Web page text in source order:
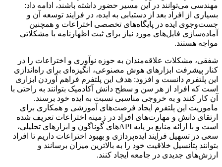
مهندسی می‌توانند در این مسیر حضور داشته باشند، ادامه داد:
بسیاری از افراد بعد از دستیابی به ایده، در فرایند توسعه آن و
جست‌وجوی ایده در پایگاه‌های تخصصی اختراعات و همچنین
آماده‌سازی فایل‌های مورد نیاز برای ثبت اظهارنامه با مشکلاتی
مواجه هستند.
شفقی، مشکلات علاقه‌مندان به حوزه نوآوری و اختراعات را در
کنار پیشرفت ابزارهای هوش مصنوعی، انگیزه‌ای برای راه‌اندازی
این پلتفرم دانست و افزود: هدف این پلتفرم فراهم آوردن ابزاری
است که افراد از هر سن و سطح دانش آکادمیک بتوانند به راحتی با
آن کار کنند و به خروجی مناسبی نسبت به ایده خود برسند.
ماموریت این پلتفرم ایجاد فرصت‌های آموزشی و همکاری برای
ارتقای دانش و مهارت‌های افراد در زمینه اختراعات تعریف شده
است و با ارائه منابع بر پایه APIهای گوناگون و ابزارهای تحلیلی،
سعی در تسهیل فرایند ایده‌پردازی و بهبود اختراعات داریم تا افراد
بتوانند پتانسیل خلاقیت خود را به بالاترین میزان برسانند و
ارزش‌های جدیدی در جامعه ایجاد کنند.